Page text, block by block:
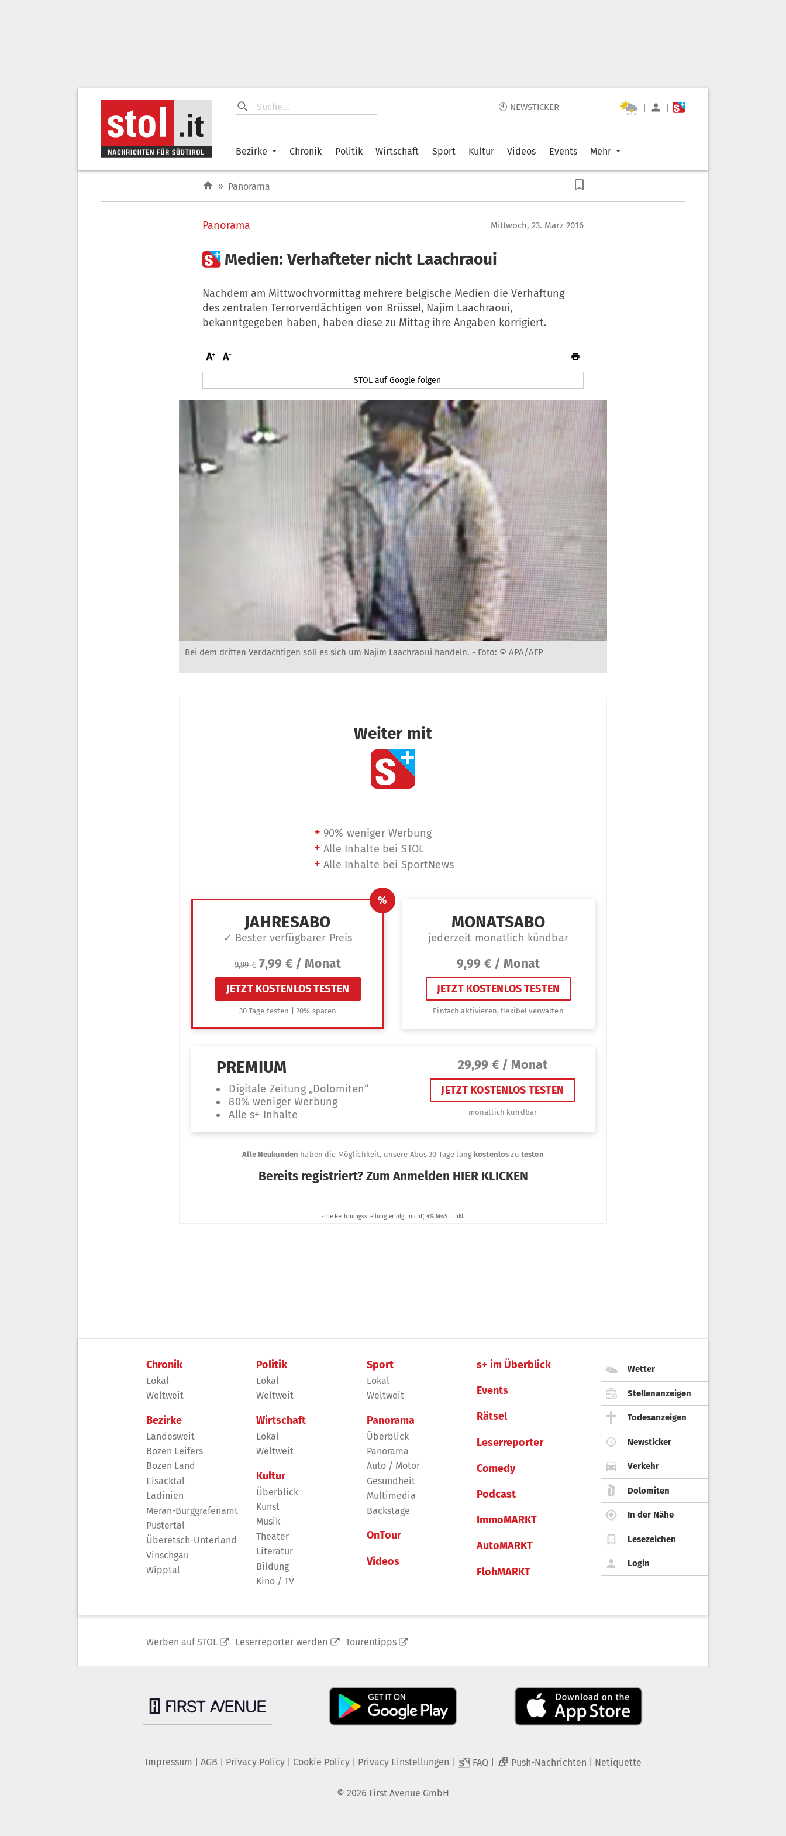
🕙 NEWSTICKER | |
Bezirke Chronik Politik Wirtschaft Sport Kultur Videos Events Mehr
» Panorama
Panorama Mittwoch, 23. März 2016
 Medien: Verhafteter nicht Laachraoui
Nachdem am Mittwochvormittag mehrere belgische Medien die Verhaftung
des zentralen Terrorverdächtigen von Brüssel, Najim Laachraoui,
bekanntgegeben haben, haben diese zu Mittag ihre Angaben korrigiert.
STOL auf Google folgen
Bei dem dritten Verdächtigen soll es sich um Najim Laachraoui handeln. - Foto: © APA/AFP
Chronik
Lokal
Weltweit
Bezirke
Landesweit
Bozen Leifers
Bozen Land
Eisacktal
Ladinien
Meran-Burggrafenamt
Pustertal
Überetsch-Unterland
Vinschgau
Wipptal
Politik
Lokal
Weltweit
Wirtschaft
Lokal
Weltweit
Kultur
Überblick
Kunst
Musik
Theater
Literatur
Bildung
Kino / TV
Sport
Lokal
Weltweit
Panorama
Überblick
Panorama
Auto / Motor
Gesundheit
Multimedia
Backstage
OnTour
Videos
s+ im Überblick
Events
Rätsel
Leserreporter
Comedy
Podcast
ImmoMARKT
AutoMARKT
FlohMARKT
Wetter
Stellenanzeigen
Todesanzeigen
Newsticker
Verkehr
Dolomiten
In der Nähe
Lesezeichen
Login
Werben auf STOL Leserreporter werden Tourentipps
Impressum AGB Privacy Policy| Cookie Policy| Privacy Einstellungen FAQ 2 Push-Nachrichten Netiquette
© 2026 First Avenue GmbH